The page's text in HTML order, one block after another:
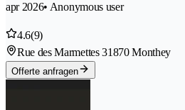
apr 2026• Anonymous user
4.6(9)
Rue des Marmettes 31870 Monthey
Offerte anfragen